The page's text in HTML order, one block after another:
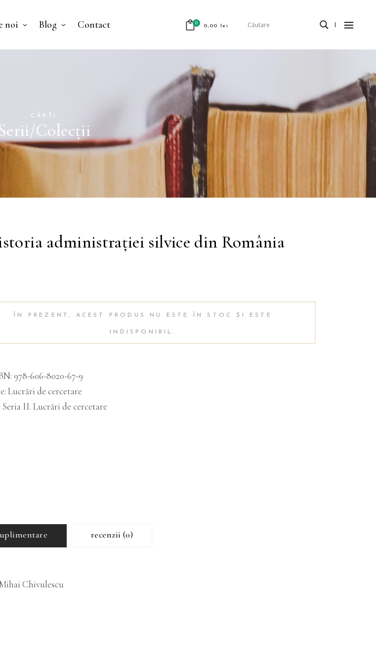
noi Blog Contact 0 0,00 lei
Nu ai niciun produs în coș.
CĂRȚI
Colecții
administraţiei silvice din România
ÎN PREZENT, ACEST PRODUS NU ESTE ÎN STOC ȘI ESTE
INDISPONIBIL.
978-606-8020-67-9
Lucrări de cercetare
Seria II. Lucrări de cercetare
recenzii (0)
Chivulescu